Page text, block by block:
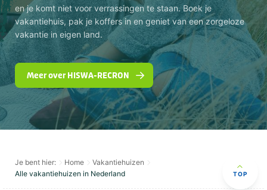
en je komt niet voor verrassingen te staan. Boek je
vakantiehuis, pak je koffers in en geniet van een zorgeloze
vakantie in eigen land.
Meer over HISWA-RECRON
Je bent hier: Home
Vakantiehuizen
Alle vakantiehuizen in Nederland
TOP